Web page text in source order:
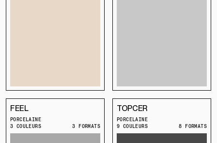
FEEL
PORCELAINE
3 COULEURS
3 FORMATS
TOPCER
PORCELAINE
9 COULEURS
8 FORMATS